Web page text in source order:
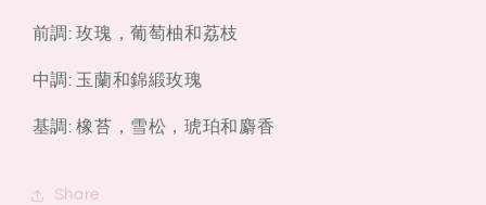
前調: 玫瑰，葡萄柚和荔枝
中調: 玉蘭和錦緞玫瑰
基調: 橡苔，雪松，琥珀和麝香
Share